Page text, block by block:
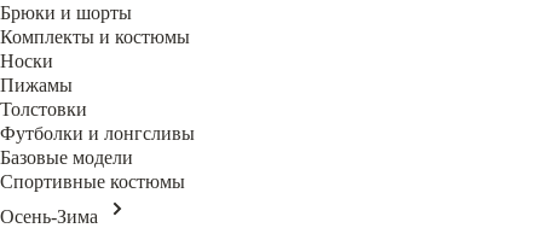
Брюки и шорты
Комплекты и костюмы
Носки
Пижамы
Толстовки
Футболки и лонгсливы
Базовые модели
Спортивные костюмы
Осень-Зима